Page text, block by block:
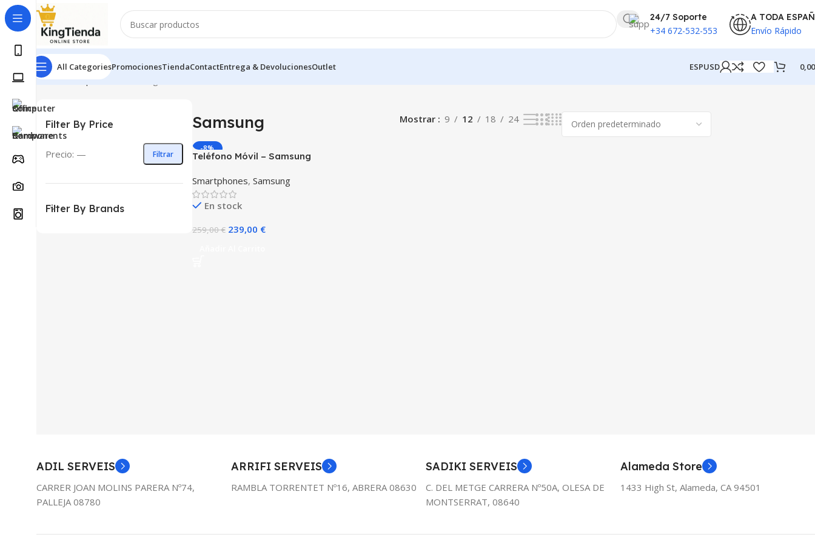
24/7 Soporte
+34 672-532-553
A TODA
Envío Rápido
All CategoriesPromocionesTiendaContactEntrega & DevolucionesOutlet ESPUSD
Inicio Smartphones
Filter By Price
Filtrar
Precio: —
Filter By Brands
Samsung Mostrar 9 12 18 24
-8%
Teléfono Móvil – Samsung
Smartphones, Samsung
En stock
259,00€ 239,00 €
ADIL SERVEIS
CARRER JOAN MOLINS PARERA Nº74,
PALLEJA 08780
ARRIFI SERVEIS
RAMBLA TORRENTET Nº16, ABRERA 08630
SADIKI SERVEIS
C. DEL METGE CARRERA Nº50A, OLESA DE
MONTSERRAT, 08640
Alameda Store
1433 High St, Alameda, CA 94501